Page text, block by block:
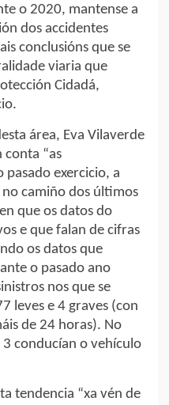
o 2020, mantense a
dos accidentes
conclusións que se
viaria que
Cidadá,
área, Eva Vilaverde
conta “as
pasado exercicio, a
camiño dos últimos
que os datos do
e que falan de cifras
os datos que
o pasado ano
nos que se
leves e 4 graves (con
de 24 horas). No
conducían o vehículo
tendencia “xa vén de